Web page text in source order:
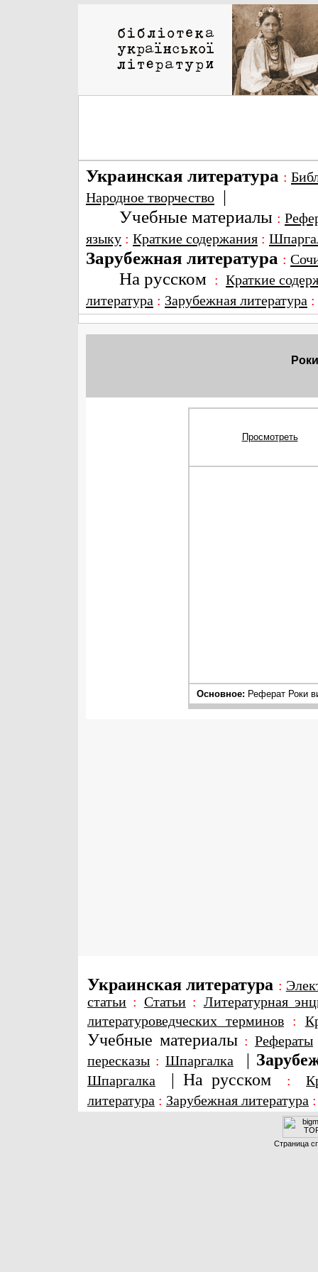
Украинская литература :
Народное творчество |
Учебные материалы :
языку : Краткие содержания :
Зарубежная литература :
На русском : Краткие
литература : Зарубежная литература
Просмотреть
Основное: Реферат Роки
Украинская литература :
статьи : Статьи: Литературная
литературоведческих терминов:
Учебные материалы : Рефераты
пересказы : Шпаргалка |
Шпаргалка | На русском :
литература : Зарубежная литература
Страница